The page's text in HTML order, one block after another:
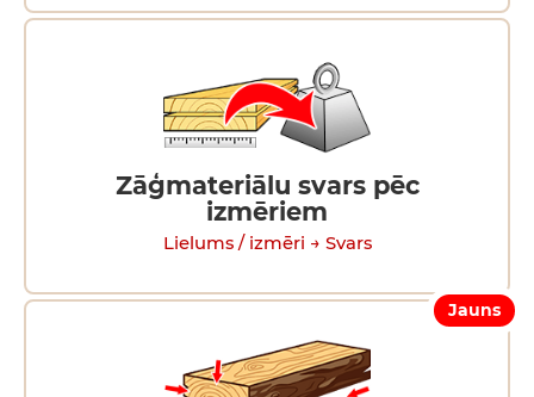
Zāģmateriālu svars pēc
izmēriem
Lielums / izmēri → Svars
Jauns